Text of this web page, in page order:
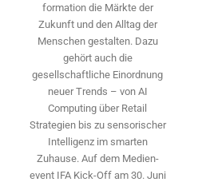
formation die Märkte der
Zukunft und den Alltag der
Menschen gestalten. Dazu
gehört auch die
gesellschaftliche Einordnung
neuer Trends – von AI
Computing über Retail
Strategien bis zu sensorischer
Intelligenz im smarten
Zuhause. Auf dem Medien­
event IFA Kick-Off am 30. Juni